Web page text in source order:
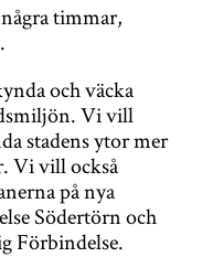
timmar,
och väcka
Vi vill
stadens ytor mer
Vi vill också
på nya
Södertörn och
Förbindelse.